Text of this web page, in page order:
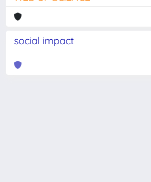
social impact